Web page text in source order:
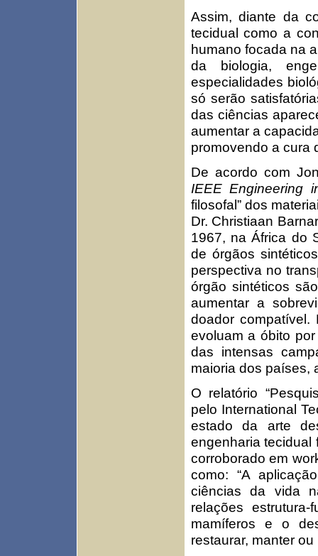
Assim, diante da
tecidual como a
humano focada na
da biologia,
especialidades
só serão
das ciências
aumentar a
promovendo a cura
De acordo com
IEEE Engineering
filosofal” dos
Dr. Christiaan
1967, na África do
de órgãos
perspectiva no
órgão sintéticos
aumentar a
doador
evoluam a óbito
das intensas
maioria dos países,
O relatório
pelo International
estado da arte
engenharia tecidual
corroborado em
como: “A
ciências da vida
relações
mamíferos e o
restaurar, manter